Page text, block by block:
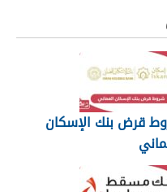
قرض بنك الإسكان